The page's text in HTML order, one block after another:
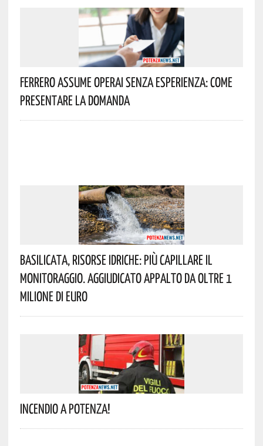
Ferrero Assume Operai Senza Esperienza: Come
Presentare La Domanda
Basilicata, Risorse Idriche: Più Capillare Il
Monitoraggio. Aggiudicato Appalto Da Oltre 1
Milione Di Euro
Incendio A Potenza!